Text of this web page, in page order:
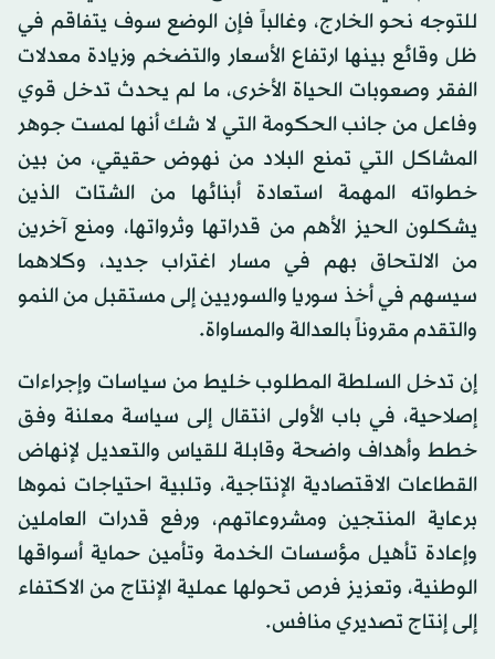
للتوجه نحو الخارج، وغالباً فإن الوضع سوف يتفاقم في
ظل وقائع بينها ارتفاع الأسعار والتضخم وزيادة معدلات
الفقر وصعوبات الحياة الأخرى، ما لم يحدث تدخل قوي
وفاعل من جانب الحكومة التي لا شك أنها لمست جوهر
المشاكل التي تمنع البلاد من نهوض حقيقي، من بين
خطواته المهمة استعادة أبنائها من الشتات الذين
يشكلون الحيز الأهم من قدراتها وثرواتها، ومنع آخرين
من الالتحاق بهم في مسار اغتراب جديد، وكلاهما
سيسهم في أخذ سوريا والسوريين إلى مستقبل من النمو
والتقدم مقروناً بالعدالة والمساواة.
إن تدخل السلطة المطلوب خليط من سياسات وإجراءات
إصلاحية، في باب الأولى انتقال إلى سياسة معلنة وفق
خطط وأهداف واضحة وقابلة للقياس والتعديل لإنهاض
القطاعات الاقتصادية الإنتاجية، وتلبية احتياجات نموها
برعاية المنتجين ومشروعاتهم، ورفع قدرات العاملين
وإعادة تأهيل مؤسسات الخدمة وتأمين حماية أسواقها
الوطنية، وتعزيز فرص تحولها عملية الإنتاج من الاكتفاء
إلى إنتاج تصديري منافس.